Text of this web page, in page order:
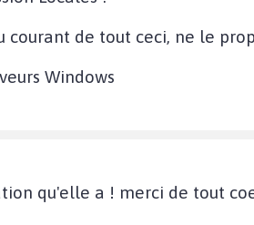
de tout ceci, ne le
Windows
qu'elle a ! merci de tout